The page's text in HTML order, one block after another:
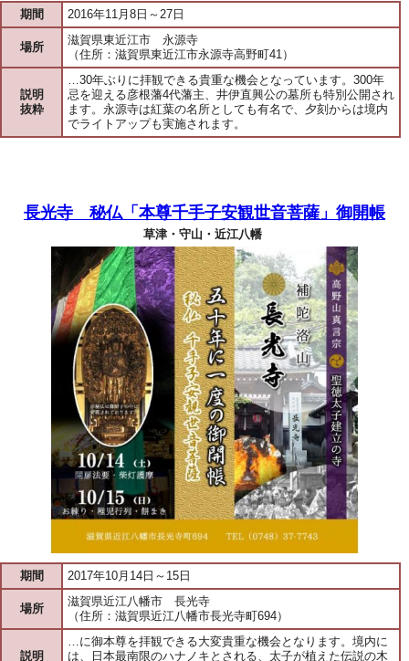
期間 2016年11月8日～27日
場所
滋賀県東近江市 永源寺
（住所：滋賀県東近江市永源寺高野町41）
説明
抜粋
…30年ぶりに拝観できる貴重な機会となっています。300年
忌を迎える彦根藩4代藩主、井伊直興公の墓所も特別公開され
ます。永源寺は紅葉の名所としても有名で、夕刻からは境内
でライトアップも実施されます。
長光寺 秘仏「本尊千手子安観世音菩薩」御開帳
草津・守山・近江八幡
期間 2017年10月14日～15日
場所
滋賀県近江八幡市 長光寺
（住所：滋賀県近江八幡市長光寺町694）
説明
…に御本尊を拝観できる大変貴重な機会となります。境内に
は、日本最南限のハナノキとされる、太子が植えた伝説の木